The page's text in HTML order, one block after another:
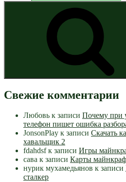
Свежие комментарии
Любовь к записи Почему при
телефон пишет ошибка
JonsonPlay к записи Скачать
хавальщик 2
fdahdsfк записи Игры
сава к записи Карты
нурик мухамедьянов к записи
сталкер